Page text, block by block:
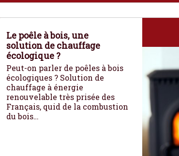
Le poêle à bois, une
solution de chauffage
écologique ?
Peut-on parler de poêles à bois
écologiques ? Solution de
chauffage à énergie
renouvelable très prisée des
Français, quid de la combustion
du bois…